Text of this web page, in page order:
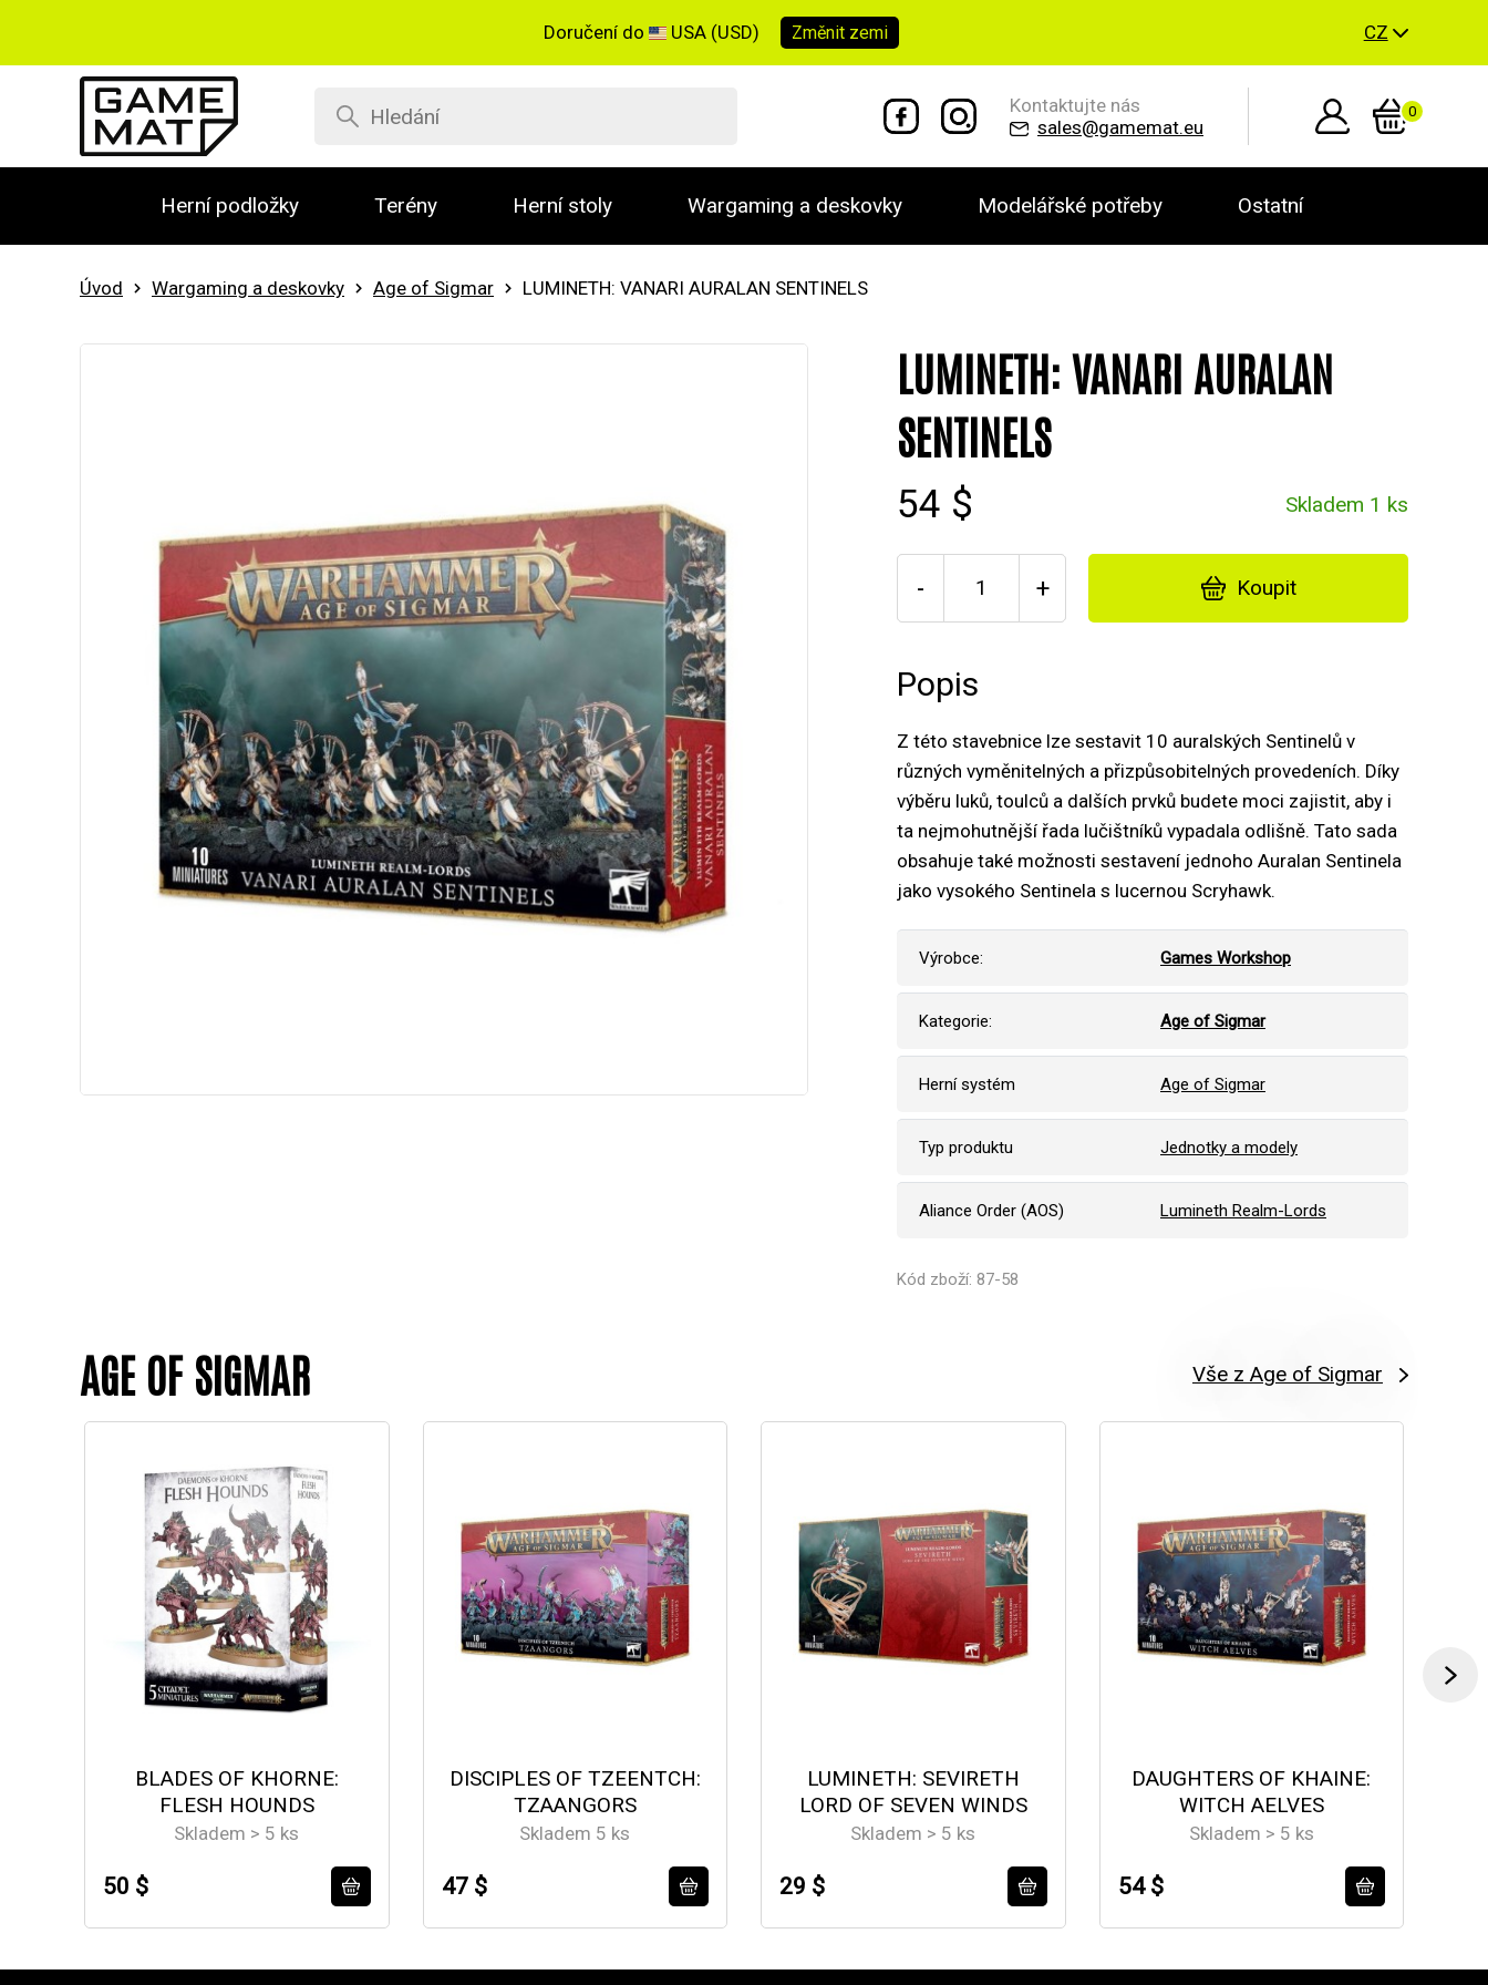
Doručení do USA (USD) Změnit zemi CZ
Kontaktujte nás
sales@gamemat.eu
0
Herní podložky Terény Herní stoly Wargaming a deskovky Modelářské potřeby Ostatní
Úvod Wargaming a deskovky Age of Sigmar LUMINETH: VANARI AURALAN SENTINELS
LUMINETH: VANARI AURALAN
SENTINELS
54 $ Skladem 1 ks
- + Koupit
Popis
Z této stavebnice lze sestavit 10 auralských Sentinelů v
různých vyměnitelných a přizpůsobitelných provedeních. Díky
výběru luků, toulců a dalších prvků budete moci zajistit, aby i
ta nejmohutnější řada lučištníků vypadala odlišně. Tato sada
obsahuje také možnosti sestavení jednoho Auralan Sentinela
jako vysokého Sentinela s lucernou Scryhawk.
Výrobce: Games Workshop
Kategorie: Age of Sigmar
Herní systém Age of Sigmar
Typ produktu Jednotky a modely
Aliance Order (AOS) Lumineth Realm-Lords
Kód zboží: 87-58
AGE OF SIGMAR Vše z Age of Sigmar
BLADES OF KHORNE:
FLESH HOUNDS
Skladem > 5 ks
50 $
DISCIPLES OF TZEENTCH:
TZAANGORS
Skladem 5 ks
47 $
LUMINETH: SEVIRETH
LORD OF SEVEN WINDS
Skladem > 5 ks
29 $
DAUGHTERS OF KHAINE:
WITCH AELVES
Skladem > 5 ks
54 $